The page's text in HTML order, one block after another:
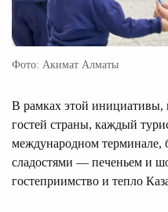
Фото: Акимат Алматы
В рамках этой инициативы,
гостей страны, каждый
международном терминале,
сладостями — печеньем и
гостеприимство и тепло